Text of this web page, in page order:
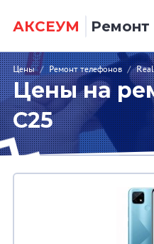
АКСЕУМ Ремонт
Цены / Ремонт телефонов /
Цены на
C25